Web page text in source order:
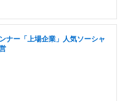
ナー「上場企業」人気ソーシャ